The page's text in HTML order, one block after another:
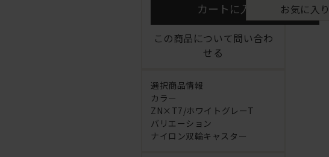
カートに入れる お気に入
この商品について問い合わ
せる
選択商品情報
カラー
ZN×T7/ホワイトグレーT
バリエーション
ナイロン双輪キャスター